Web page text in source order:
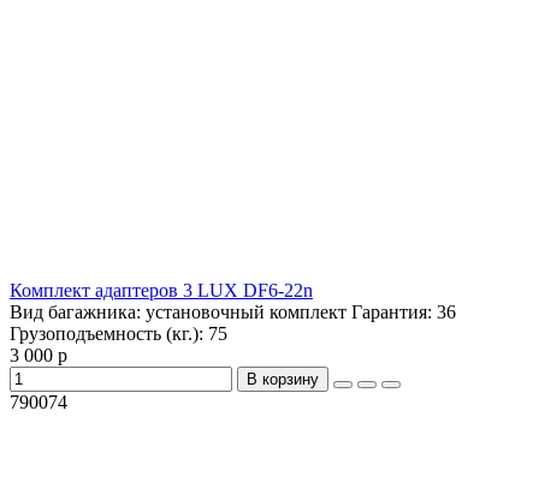
Комплект адаптеров 3 LUX DF6-22n
Вид багажника: установочный комплект Гарантия: 36
Грузоподъемность (кг.): 75
3 000 р
В корзину
790074